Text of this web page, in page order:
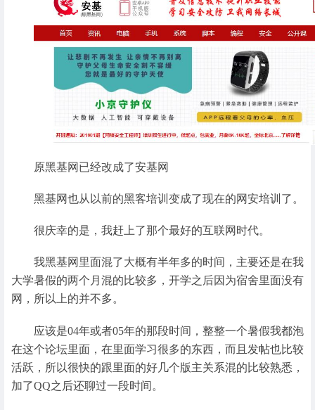
原黑基网已经改成了安基网
黑基网也从以前的黑客培训变成了现在的网安培训了。
很庆幸的是，我赶上了那个最好的互联网时代。
我黑基网里面混了大概有半年多的时间，主要还是在我
大学暑假的两个月混的比较多，开学之后因为宿舍里面没有
网，所以上的并不多。
应该是04年或者05年的那段时间，整整一个暑假我都泡
在这个论坛里面，在里面学习很多的东西，而且发帖也比较
活跃，所以很快的跟里面的好几个版主关系混的比较熟悉，
加了QQ之后还聊过一段时间。